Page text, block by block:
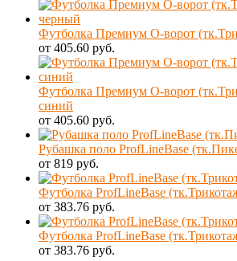
Футболка Премиум О-ворот
от 405.60 руб.
Футболка Премиум О-ворот
синий
от 405.60 руб.
Рубашка поло ProfLineBase
от 819 руб.
Футболка ProfLineBase
от 383.76 руб.
Футболка ProfLineBase
от 383.76 руб.